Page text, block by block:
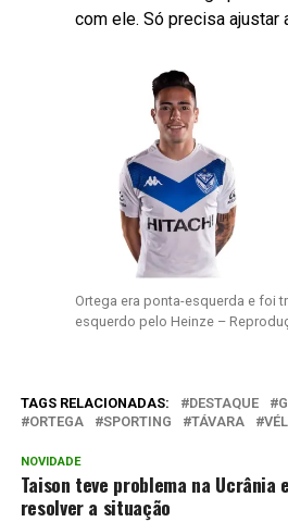
com ele. Só precisa ajustar
Ortega era ponta-esquerda e foi
esquerdo pelo Heinze –
TAGS RELACIONADAS: DESTAQUE
ORTEGA
SPORTING TÁVARA
NOVIDADE
Taison teve problema na Ucrânia
resolver a situação